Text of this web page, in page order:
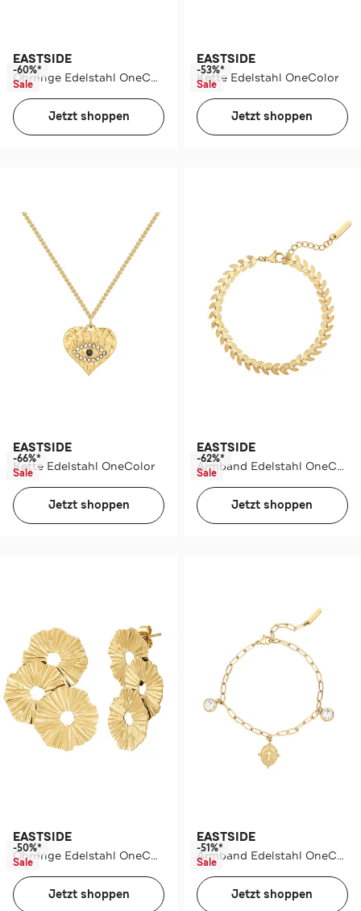
EASTSIDE
Ohrringe Edelstahl OneColor
-60%*
Sale
Jetzt shoppen
EASTSIDE
Kette Edelstahl OneColor
-53%*
Sale
Jetzt shoppen
EASTSIDE
Kette Edelstahl OneColor
-66%*
Sale
Jetzt shoppen
EASTSIDE
Armband Edelstahl OneColor
-62%*
Sale
Jetzt shoppen
EASTSIDE
Ohrringe Edelstahl OneColor
-50%*
Sale
Jetzt shoppen
EASTSIDE
Armband Edelstahl OneColor
-51%*
Sale
Jetzt shoppen